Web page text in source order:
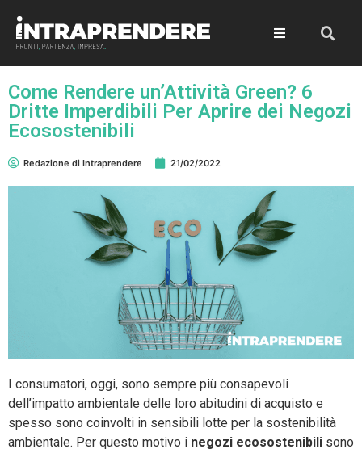
Come Rendere un’Attività Green? 6
Dritte Imperdibili Per Aprire dei Negozi
Ecosostenibili
Redazione di Intraprendere 21/02/2022
I consumatori, oggi, sono sempre più consapevoli
dell’impatto ambientale delle loro abitudini di acquisto e
spesso sono coinvolti in sensibili lotte per la sostenibilità
ambientale. Per questo motivo i negozi ecosostenibili sono